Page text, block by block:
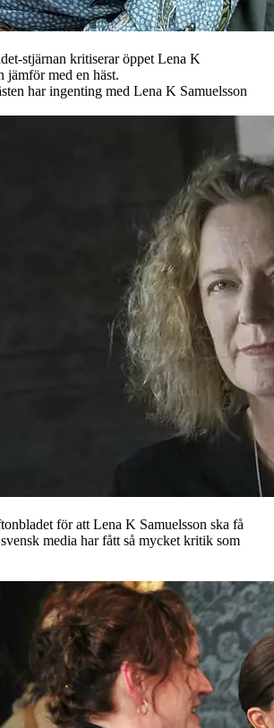
stjärnan kritiserar öppet Lena K
jämför med en häst.
har ingenting med Lena K Samuelsson
för att Lena K Samuelsson ska få
media har fått så mycket kritik som